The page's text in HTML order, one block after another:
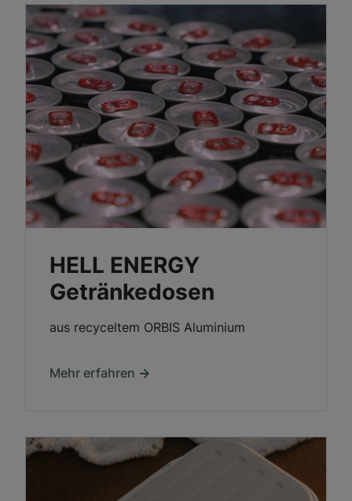
HELL ENERGY
Getränkedosen
aus recyceltem ORBIS Aluminium
Mehr erfahren